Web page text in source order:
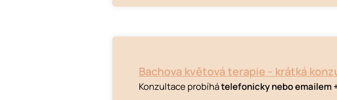
Bachova květová terapie - krátká
Konzultace probíhátelefonicky nebo emailem